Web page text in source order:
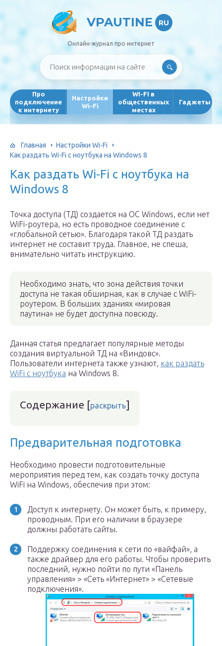
VPAUTINE RU
Онлайн-журнал про интернет
Про
подключение
к интернету
Настройки
Wi-Fi
WI-FI в
общественных
местах
Гаджеты
Главная
Настройки Wi-Fi
Как раздать Wi-Fi с ноутбука на Windows 8
Как раздать Wi-Fi с ноутбука на
Windows 8
Точка доступа (ТД) создается на ОС Windows, если нет
WiFi-роутера, но есть проводное соединение с
«глобальной сетью». Благодаря такой ТД раздать
интернет не составит труда. Главное, не спеша,
внимательно читать инструкцию.
Необходимо знать, что зона действия точки
доступа не такая обширная, как в случае с WiFi-
роутером. В больших зданиях «мировая
паутина» не будет доступна повсюду.
Данная статья предлагает популярные методы
создания виртуальной ТД на «Виндовс».
Пользователи интернета также узнают, как раздать
WiFi с ноутбука на Windows 8.
Содержание [раскрыть]
Предварительная подготовка
Необходимо провести подготовительные
мероприятия перед тем, как создать точку доступа
WiFi на Windows, обеспечив при этом:
Доступ к интернету. Он может быть, к примеру,
проводным. При его наличии в браузере
должны работать сайты.
Поддержку соединения к сети по «вайфай», а
также драйвер для его работы. Чтобы проверить
последний, нужно пойти по пути «Панель
управления» > «Сеть «Интернет» > «Сетевые
подключения».